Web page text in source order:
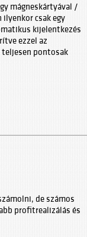
mágneskártyával /
csak egy
kijelentkezés
ezzel az
pontosak
de számos
profitrealizálás és